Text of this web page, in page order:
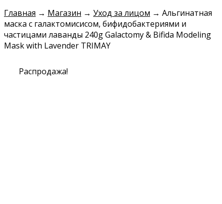
Главная → Магазин → Уход за лицом → Альгинатная
маска с галактомисисом, бифидобактериями и
частицами лаванды 240g Galactomy & Bifida Modeling
Mask with Lavender TRIMAY
Распродажа!